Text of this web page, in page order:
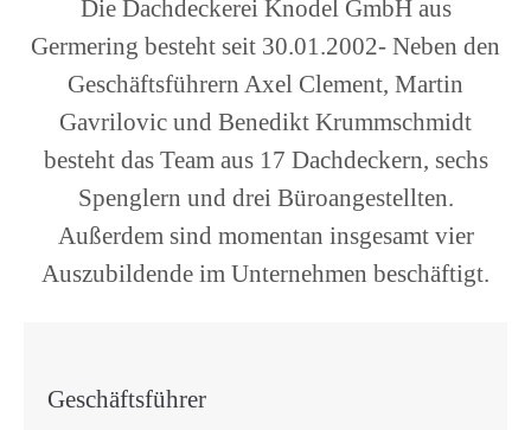
Die Dachdeckerei Knodel GmbH aus
Germering besteht seit 30.01.2002- Neben den
Geschäftsführern Axel Clement, Martin
Gavrilovic und Benedikt Krummschmidt
besteht das Team aus 17 Dachdeckern, sechs
Spenglern und drei Büroangestellten.
Außerdem sind momentan insgesamt vier
Auszubildende im Unternehmen beschäftigt.
Geschäftsführer